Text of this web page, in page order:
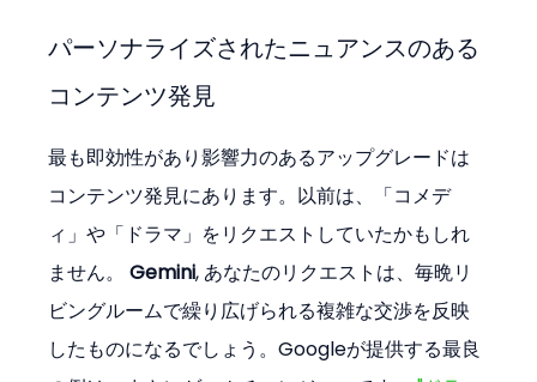
パーソナライズされたニュアンスのある
コンテンツ発見
最も即効性があり影響力のあるアップグレードは
コンテンツ発見にあります。以前は、「コメデ
ィ」や「ドラマ」をリクエストしていたかもしれ
ません。 Gemini, あなたのリクエストは、毎晩リ
ビングルームで繰り広げられる複雑な交渉を反映
したものになるでしょう。Googleが提供する最良